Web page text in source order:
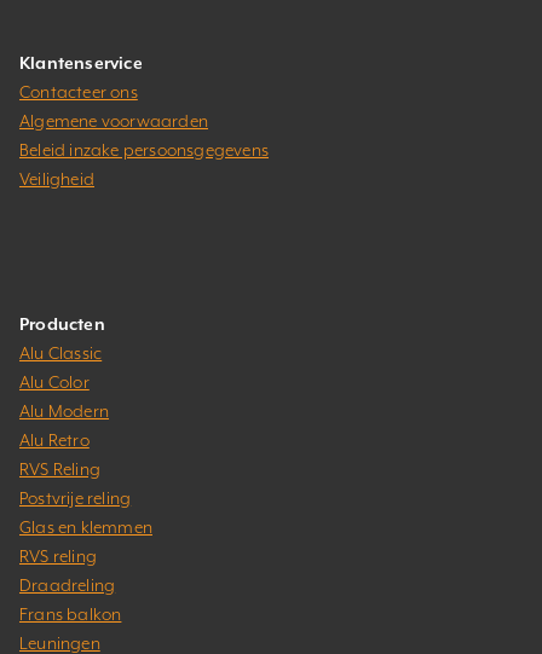
Klantenservice
Contacteer ons
Algemene voorwaarden
Beleid inzake persoonsgegevens
Veiligheid
Producten
Alu Classic
Alu Color
Alu Modern
Alu Retro
RVS Reling
Postvrije reling
Glas en klemmen
RVS reling
Draadreling
Frans balkon
Leuningen